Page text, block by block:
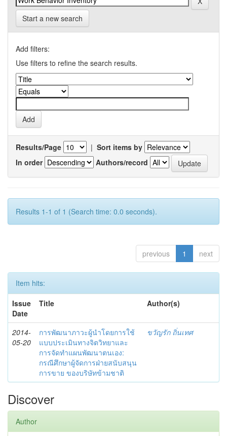
Start a new search
Add filters:
Use filters to refine the search results.
Results/Page | Sort items by
In order
Authors/record
Results 1-1 of 1 (Search time: 0.0 seconds).
previous 1 next
Item hits:
Issue
Date
Title Author(s)
2014-
05-20
การพัฒนาภาวะผู้นำโดยการใช้
แบบประเมินทางจิตวิทยาและ
การจัดทำแผนพัฒนาตนเอง:
กรณีศึกษาผู้จัดการฝ่ายสนับสนุน
การขาย ของบริษัทข้ามชาติ
ขวัญรัก ถิ่นเทศ
Discover
Author